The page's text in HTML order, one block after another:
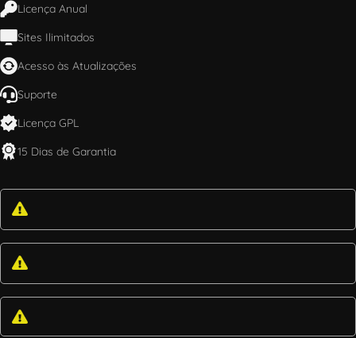
Licença Anual
Sites Ilimitados
Acesso às Atualizações
Suporte
Licença GPL
15 Dias de Garantia